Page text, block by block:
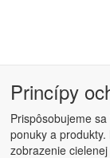
Obchodné podmienky
Princípy
Prispôsobujeme
ponuky a
zobrazenie